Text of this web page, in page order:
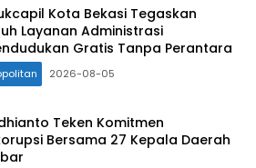
Kota Bekasi Tegaskan
Layanan Administrasi
Gratis Tanpa Perantara
2026-08-05
Teken Komitmen
Bersama 27 Kepala Daerah